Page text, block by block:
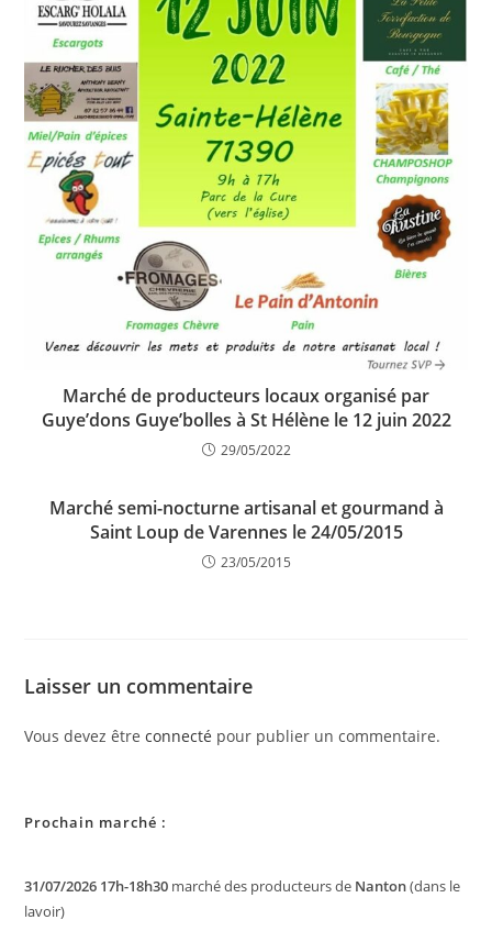
Marché de producteurs locaux organisé par
Guye’dons Guye’bolles à St Hélène le 12 juin 2022
29/05/2022
Marché semi-nocturne artisanal et gourmand à
Saint Loup de Varennes le 24/05/2015
23/05/2015
Laisser un commentaire
Vous devez êtreconnecté pour publier un commentaire.
Prochain marché :
31/07/2026 17h-18h30 marché des producteurs de Nanton(dans le
lavoir)